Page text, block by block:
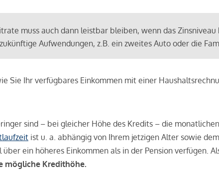
muss auch dann leistbar bleiben, wenn das Zinsniveau
Aufwendungen, z.B. ein zweites Auto oder die
Sie Ihr verfügbares Einkommen mit einer
sind – bei gleicher Höhe des Kredits – die
ist u. a. abhängig von Ihrem jetzigen Alter sowie
ein höheres Einkommen als in der Pension verfügen.
mögliche Kredithöhe.